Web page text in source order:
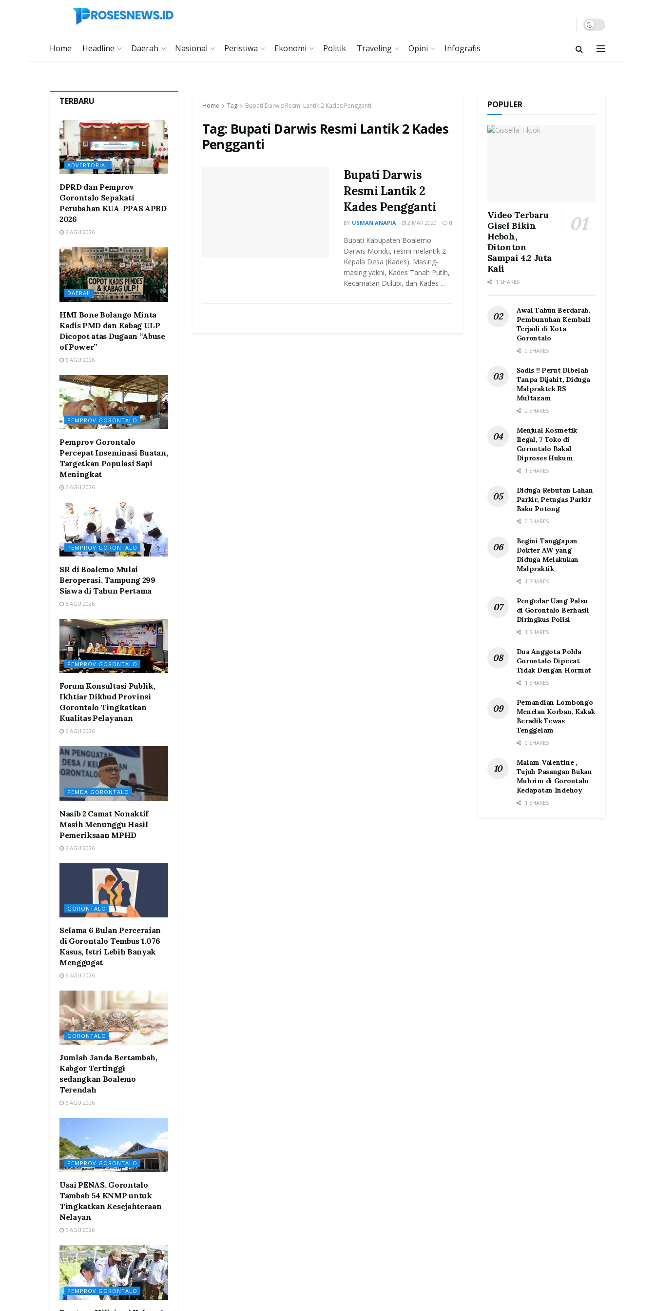
Home Headline Daerah Nasional Peristiwa Ekonomi Politik Traveling Opini Infografis
Home Tag Bupati Darwis Resmi Lantik 2 Kades Pengganti
Tag: Bupati Darwis Resmi Lantik 2 Kades
Pengganti
Bupati Darwis
Resmi Lantik 2
Kades Pengganti
BY USMAN ANAPIA 2 MAR 2020 0
Bupati Kabupaten Boalemo
Darwis Moridu, resmi melantik 2
Kepala Desa (Kades). Masing-
masing yakni, Kades Tanah Putih,
Kecamatan Dulupi, dan Kades ...
TERBARU
ADVERTORIAL
DPRD dan Pemprov
Gorontalo Sepakati
Perubahan KUA-PPAS APBD
2026
6 AGU 2026
DAERAH
HMI Bone Bolango Minta
Kadis PMD dan Kabag ULP
Dicopot atas Dugaan “Abuse
of Power”
6 AGU 2026
PEMPROV GORONTALO
Pemprov Gorontalo
Percepat Inseminasi Buatan,
Targetkan Populasi Sapi
Meningkat
6 AGU 2026
PEMPROV GORONTALO
SR di Boalemo Mulai
Beroperasi, Tampung 299
Siswa di Tahun Pertama
6 AGU 2026
PEMPROV GORONTALO
Forum Konsultasi Publik,
Ikhtiar Dikbud Provinsi
Gorontalo Tingkatkan
Kualitas Pelayanan
6 AGU 2026
PEMDA GORONTALO
Nasib 2 Camat Nonaktif
Masih Menunggu Hasil
Pemeriksaan MPHD
6 AGU 2026
GORONTALO
Selama 6 Bulan Perceraian
di Gorontalo Tembus 1.076
Kasus, Istri Lebih Banyak
Menggugat
6 AGU 2026
GORONTALO
Jumlah Janda Bertambah,
Kabgor Tertinggi
sedangkan Boalemo
Terendah
6 AGU 2026
PEMPROV GORONTALO
Usai PENAS, Gorontalo
Tambah 54 KNMP untuk
Tingkatkan Kesejahteraan
Nelayan
5 AGU 2026
PEMPROV GORONTALO
POPULER
Video Terbaru
Gisel Bikin
Heboh,
Ditonton
Sampai 4.2 Juta
Kali
1 SHARES
Awal Tahun Berdarah,
Pembunuhan Kembali
Terjadi di Kota
Gorontalo
0 SHARES
Sadis !! Perut Dibelah
Tanpa Dijahit, Diduga
Malpraktek RS
Multazam
2 SHARES
Menjual Kosmetik
Ilegal, 7 Toko di
Gorontalo Bakal
Diproses Hukum
1 SHARES
Diduga Rebutan Lahan
Parkir, Petugas Parkir
Baku Potong
0 SHARES
Begini Tanggapan
Dokter AW yang
Diduga Melakukan
Malpraktik
1 SHARES
Pengedar Uang Palsu
di Gorontalo Berhasil
Diringkus Polisi
1 SHARES
Dua Anggota Polda
Gorontalo Dipecat
Tidak Dengan Hormat
1 SHARES
Pemandian Lombongo
Menelan Korban, Kakak
Beradik Tewas
Tenggelam
0 SHARES
Malam Valentine ,
Tujuh Pasangan Bukan
Muhrim di Gorontalo
Kedapatan Indehoy
1 SHARES